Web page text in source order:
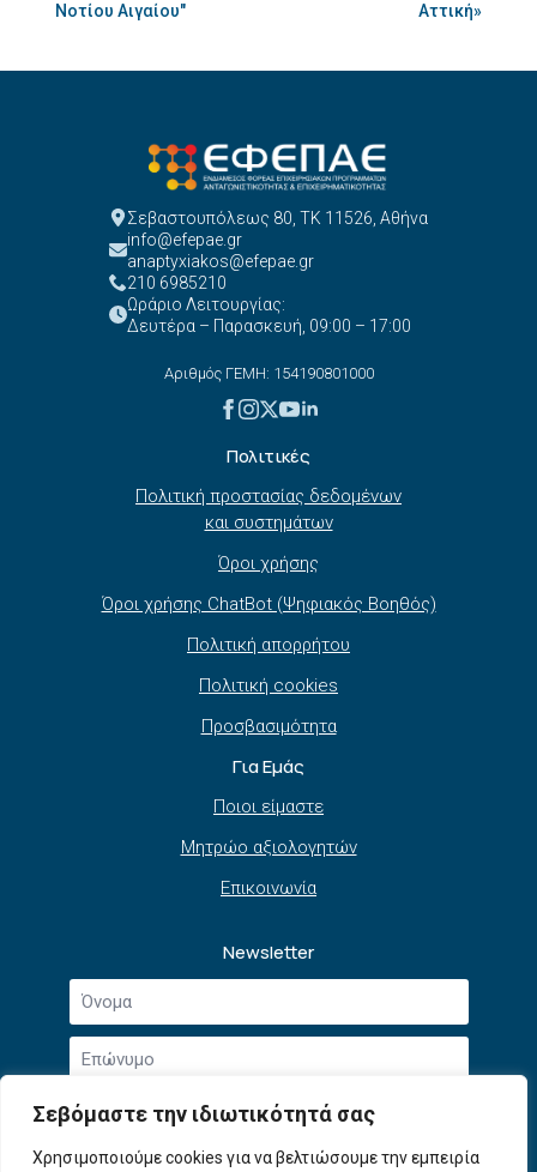
Σεβόμαστε την ιδιωτικότητά σας
Χρησιμοποιούμε cookies για να βελτιώσουμε την εμπειρία
Νοτίου Αιγαίου"
Αττική»
Σεβαστουπόλεως 80, ΤΚ 11526, Αθήνα
info@efepae.gr
anaptyxiakos@efepae.gr
210 6985210
Ωράριο Λειτουργίας:
Δευτέρα – Παρασκευή, 09:00 – 17:00
Αριθμός ΓΕΜΗ: 154190801000
Πολιτικές
Πολιτική προστασίας δεδομένων
και συστημάτων
Όροι χρήσης
Όροι χρήσης ChatBot (Ψηφιακός Βοηθός)
Πολιτική απορρήτου
Πολιτική cookies
Προσβασιμότητα
Για Εμάς
Ποιοι είμαστε
Μητρώο αξιολογητών
Επικοινωνία
Newsletter
Όνομα
Επώνυμο
Email
*
Αποδοχή
Συμφωνώ με την Πολιτική Απορρήτουκαι τους